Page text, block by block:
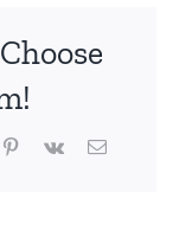
Pinterest
Vk Email